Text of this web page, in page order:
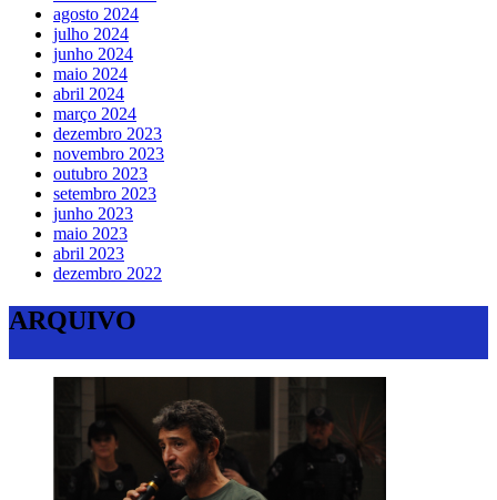
agosto 2024
julho 2024
junho 2024
maio 2024
abril 2024
março 2024
dezembro 2023
novembro 2023
outubro 2023
setembro 2023
junho 2023
maio 2023
abril 2023
dezembro 2022
ARQUIVO